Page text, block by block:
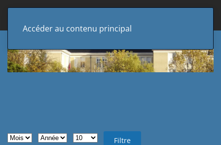
Accéder au contenu principal
Filtres de recherche
Mois Année Afficher # Filtre